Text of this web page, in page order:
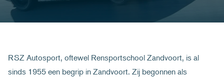
RSZ Autosport, oftewel Rensportschool Zandvoort, is al
sinds 1955 een begrip in Zandvoort. Zij begonnen als